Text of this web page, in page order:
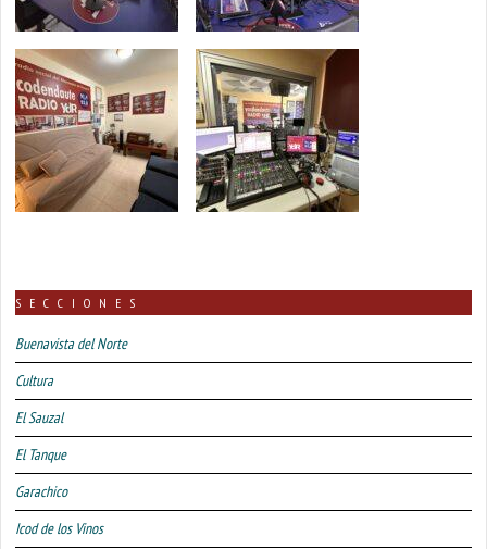
SECCIONES
Buenavista del Norte
Cultura
El Sauzal
El Tanque
Garachico
Icod de los Vinos